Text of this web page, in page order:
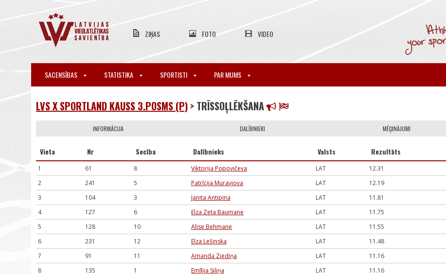
ZIŅAS FOTO VIDEO
SACENSĪBAS STATISTIKA SPORTISTI PAR MUMS
LVS X SPORTLAND KAUSS 3.POSMS (P) > TRĪSSOĻLĒKŠANA
INFORMĀCIJA DALĪBNIEKI MĒĢINĀJUMI
Vieta Nr Secība Dalībnieks Valsts Rezultāts
1 61 8 Viktorija Popovičeva LAT 12.31
2
241 5 Patrīcija Muravjova LAT 12.19
3
104 3 Janita Antipina LAT 11.81
4
127 6 Elza Zeta Baumane LAT 11.75
5
128 10 Alise Behmane LAT 11.55
6
231 12 Elza Lešinska LAT 11.48
7
91 11 Amanda Ziediņa LAT 11.16
8
135 1 Emīlija Siliņa LAT 11.16